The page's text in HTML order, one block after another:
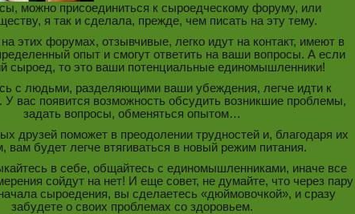
можно присоединиться к сыроедческому форуму, или
я так и сделала, прежде, чем писать на эту тему.
этих форумах, отзывчивые, легко идут на контакт, имеют в
опыт и смогут ответить на ваши вопросы. А если
сыроед, то это ваши потенциальные единомышленники!
с людьми, разделяющими ваши убеждения, легче идти к
У вас появится возможность обсудить возникшие проблемы,
задать вопросы, обменяться опытом…
друзей поможет в преодолении трудностей и, благодаря их
вам будет легче втягиваться в новый режим питания.
в себе, общайтесь с единомышленниками, иначе все
сойдут на нет! И еще совет, не думайте, что через пару
сыроедения, вы сделаетесь «дюймовочкой», и сразу
забудете о своих проблемах со здоровьем.